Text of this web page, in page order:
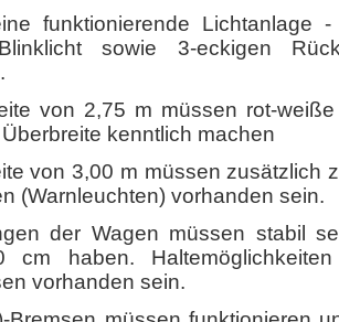
funktionierende Lichtanlage
sowie 3-eckigen
von 2,75 m müssen rot-
kenntlich machen
von 3,00 m müssen zusätzlich
(Warnleuchten) vorhanden sein.
der Wagen müssen stabil
cm haben.
vorhanden sein.